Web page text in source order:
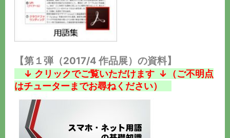
【第１弾（2017/4 作品展）の資料】
↓ クリックでご覧いただけます ↓（ご不明点
はチューターまでお尋ねください）